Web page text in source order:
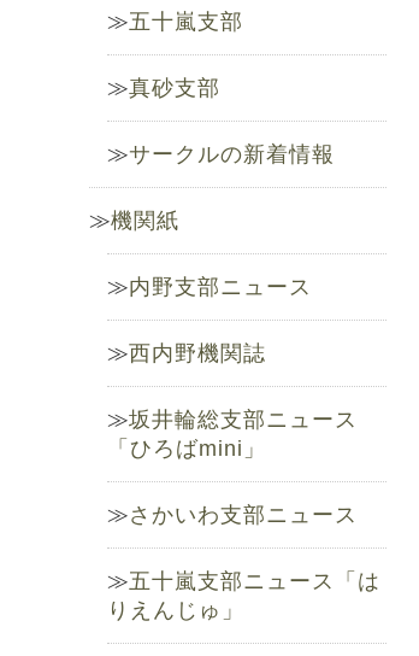
五十嵐支部
真砂支部
サークルの新着情報
機関紙
内野支部ニュース
西内野機関誌
坂井輪総支部ニュース
「ひろばmini」
さかいわ支部ニュース
五十嵐支部ニュース「は
りえんじゅ」